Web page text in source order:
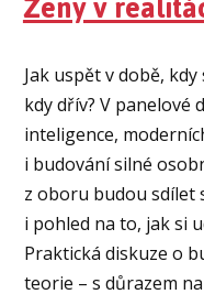
Jak uspět v době,
kdy dřív? V panelové
inteligence,
i budování silné
z oboru budou sdílet
i pohled na to, jak si
Praktická diskuze o
teorie – s důrazem